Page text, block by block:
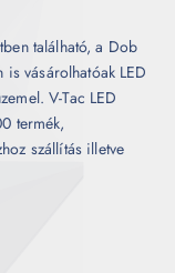
található, a Dob
is vásárolhatóak LED
V-Tac LED
termék,
szállítás illetve